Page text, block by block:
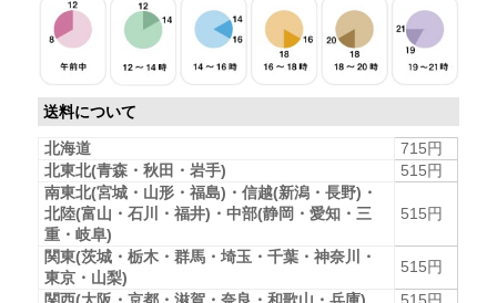
送料について
北海道
715円
北東北(青森・秋田・岩手)
515円
南東北(宮城・山形・福島)・信越(新潟・長野)・
北陸(富山・石川・福井)・中部(静岡・愛知・三
重・岐阜)
515円
関東(茨城・栃木・群馬・埼玉・千葉・神奈川・
東京・山梨)
515円
関西(大阪・京都・滋賀・奈良・和歌山・兵庫)
515円